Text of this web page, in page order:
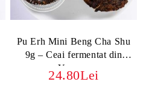
Pu Erh Mini Beng Cha Shu
9g – Ceai fermentat din
Yunnan
24.80Lei